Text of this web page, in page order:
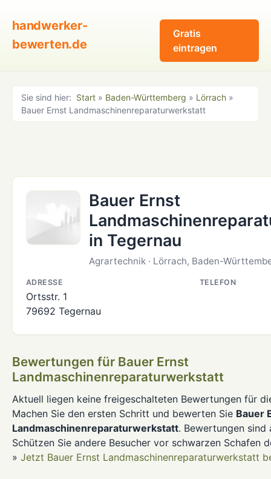
handwerker-
bewerten.de
Gratis
eintragen
Sie sind hier: Start » Baden-Württemberg » Lörrach »
Bauer Ernst Landmaschinenreparaturwerkstatt
Bauer Ernst
in Tegernau
Agrartechnik · Lörrach, Baden-
ADRESSE
Ortsstr. 1
79692 Tegernau
TELEFON
Bewertungen für Bauer Ernst
Landmaschinenreparaturwerkstatt
Aktuell liegen keine freigeschalteten Bewertungen für
Machen Sie den ersten Schritt und bewerten Sie Bauer
Landmaschinenreparaturwerkstatt. Bewertungen sind
Schützen Sie andere Besucher vor schwarzen Schafen
» Jetzt Bauer Ernst Landmaschinenreparaturwerkstatt